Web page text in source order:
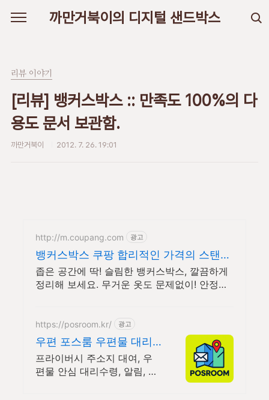
까만거북이의 디지털 샌드박스
리뷰 이야기
[리뷰] 뱅커스박스 :: 만족도 100%의 다
용도 문서 보관함.
까만거북이 2012. 7. 26. 19:01
http://m.coupang.com 광고
뱅커스박스 쿠팡 합리적인 가격의 스탠드
옷걸이
좁은 공간에 딱! 슬림한 뱅커스박스, 깔끔하게
정리해 보세요. 무거운 옷도 문제없이! 안정감
https://posroom.kr/ 광고
우편 포스룸 우편물 대리
수령 안전한 우편물 관리
서비스
프라이버시 주소지 대여, 우
편물 안심 대리수령, 알림, 사